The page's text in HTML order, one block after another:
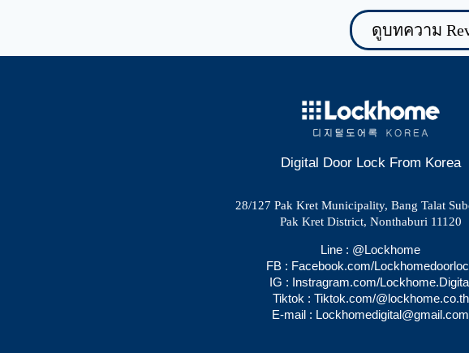
ดูบทความ
Digital Door Lock From Korea
28/127 Pak Kret Municipality, Bang Talat
Pak Kret District, Nonthaburi 11120
Line : @Lockhome
FB : Facebook.com/
IG : Instragram.com/
Tiktok : Tiktok.com/@lockhome.co.th
E-mail : Lockhomedigital@gmail.com